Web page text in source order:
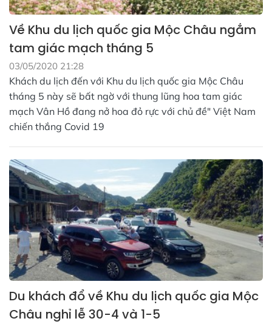
Về Khu du lịch quốc gia Mộc Châu ngắm
tam giác mạch tháng 5
03/05/2020 21:28
Khách du lịch đến với Khu du lịch quốc gia Mộc Châu
tháng 5 này sẽ bất ngờ với thung lũng hoa tam giác
mạch Vân Hồ đang nở hoa đỏ rực với chủ đề" Việt Nam
chiến thắng Covid 19
Du khách đổ về Khu du lịch quốc gia Mộc
Châu nghỉ lễ 30-4 và 1-5